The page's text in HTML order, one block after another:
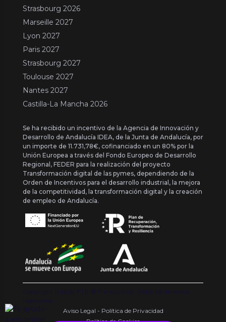
Strasbourg 2026
Marseille 2027
Lyon 2027
Paris 2027
Strasbourg 2027
Toulouse 2027
Nantes 2027
Castilla-La Mancha 2026
Se ha recibido un incentivo de la Agencia de Innovación y
Desarrollo de Andalucía IDEA, de la Junta de Andalucía, por
un importe de 11.731,78€, cofinanciado en un 80% por la
Unión Europea a través del Fondo Europeo de Desarrollo
Regional, FEDER para la realización del proyecto
Transformación digital de las pymes, dependiendo de la
Orden de Incentivos para el desarrollo industrial, la mejora
de la competitividad, la transformación digital y la creación
de empleo de Andalucía.
Copyright {{ date('Y') }} ® Franquishop. Todos los derechos
reservados
Aviso Legal - Política de Privacidad